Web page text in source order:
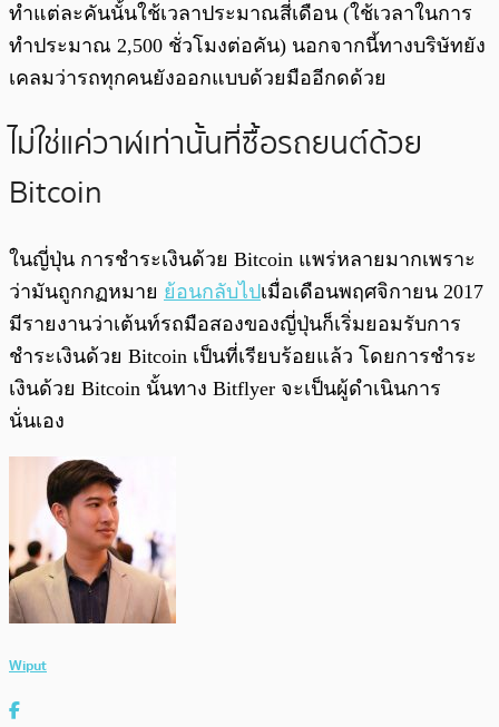
ทำแต่ละคันนั้นใช้เวลาประมาณสี่เดือน (ใช้เวลาในการ
ทำประมาณ 2,500 ชั่วโมงต่อคัน) นอกจากนี้ทางบริษัทยัง
เคลมว่ารถทุกคนยังออกแบบด้วยมืออีกดด้วย
ไม่ใช่แค่วาฬเท่านั้นที่ซื้อรถยนต์ด้วย
Bitcoin
ในญี่ปุ่น การชำระเงินด้วย Bitcoin แพร่หลายมากเพราะ
ว่ามันถูกกฏหมาย ย้อนกลับไปเมื่อเดือนพฤศจิกายน 2017
มีรายงานว่าเต้นท์รถมือสองของญี่ปุ่นก็เริ่มยอมรับการ
ชำระเงินด้วย Bitcoin เป็นที่เรียบร้อยแล้ว โดยการชำระ
เงินด้วย Bitcoin นั้นทาง Bitflyer จะเป็นผู้ดำเนินการ
นั่นเอง
Wiput